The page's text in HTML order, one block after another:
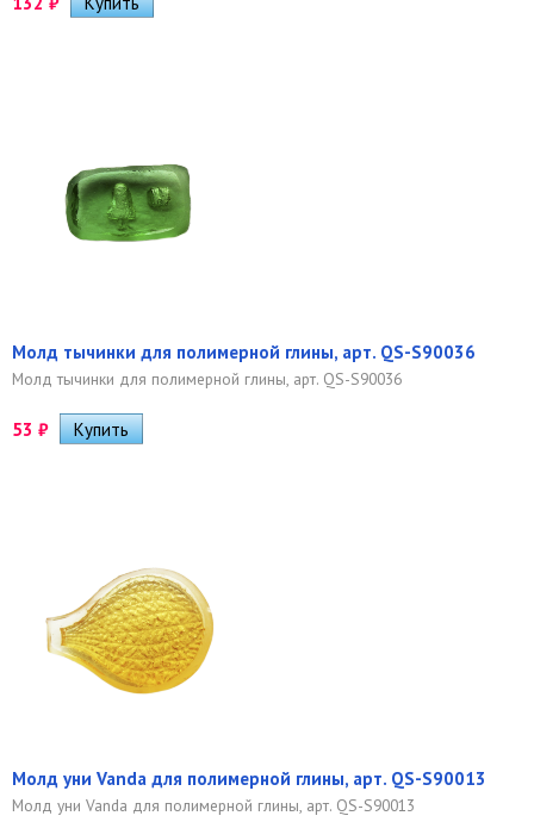
Молд тычинки для полимерной глины, арт. QS-S90036
Молд тычинки для полимерной глины, арт. QS-S90036
53 ₽
Молд уни Vanda для полимерной глины, арт. QS-S90013
Молд уни Vanda для полимерной глины, арт. QS-S90013